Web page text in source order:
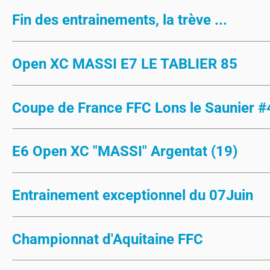
Fin des entrainements, la trève ...
Open XC MASSI E7 LE TABLIER 85
Coupe de France FFC Lons le Saunier
E6 Open XC "MASSI" Argentat (19)
Entrainement exceptionnel du 07Juin
Championnat d'Aquitaine FFC